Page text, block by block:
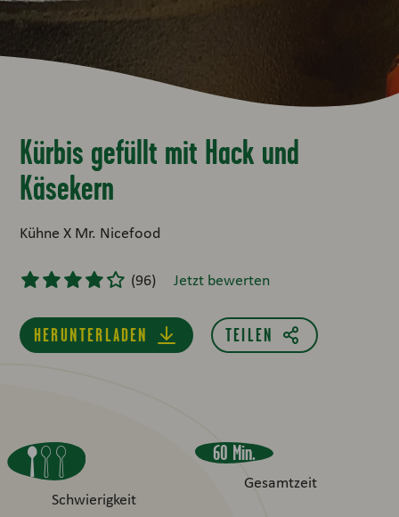
Kürbis gefüllt mit Hack und
Käsekern
Kühne X Mr. Nicefood
(96) Jetzt bewerten
HERUNTERLADEN
Schwierigkeit
60 Min.
Gesamtzeit